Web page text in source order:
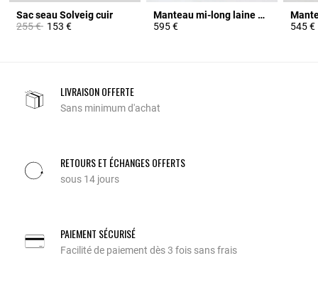
Sac seau Solveig cuir
Prix réduit à partir de
255 €à153 €
Manteau mi-long laine mélangée
595 €
545 €
LIVRAISON OFFERTE
Sans minimum d'achat
RETOURS ET ÉCHANGES OFFERTS
sous 14 jours
PAIEMENT SÉCURISÉ
Facilité de paiement dès 3 fois sans frais